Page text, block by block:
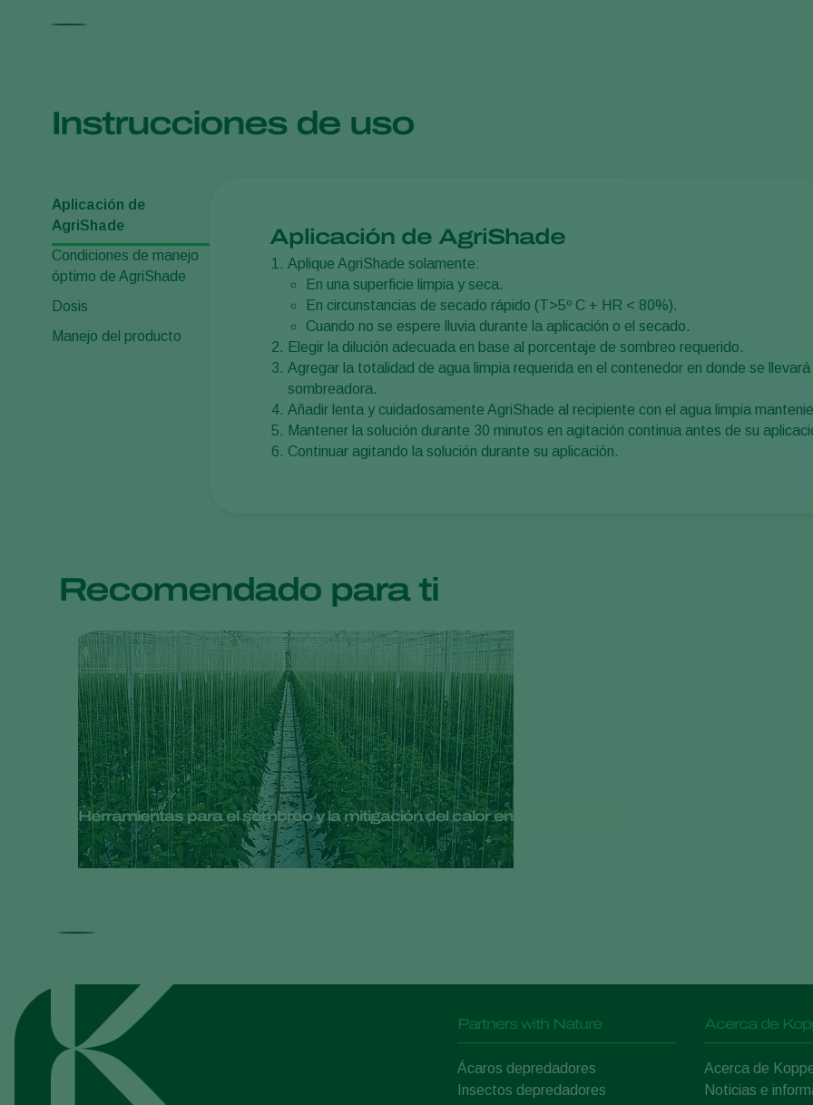
Instrucciones de uso
Aplicación de
AgriShade
Condiciones de manejo
óptimo de AgriShade
Dosis
Manejo del producto
Aplicación de AgriShade
Aplique AgriShade solamente:
En una superficie limpia y seca.
En circunstancias de secado rápido (T>5º C + HR < 80%).
Cuando no se espere lluvia durante la aplicación o el secado.
Elegir la dilución adecuada en base al porcentaje de sombreo requerido.
Agregar la totalidad de agua limpia requerida en el contenedor en donde se
sombreadora.
Añadir lenta y cuidadosamente AgriShade al recipiente con el agua limpia
Mantener la solución durante 30 minutos en agitación continua antes de su
Continuar agitando la solución durante su aplicación.
Recomendado para ti
Herramientas para el sombreo y la mitigación del calor en tu invernadero
Partners with Nature
Ácaros depredadores
Insectos depredadores
Acerca de
Acerca de
Noticias e